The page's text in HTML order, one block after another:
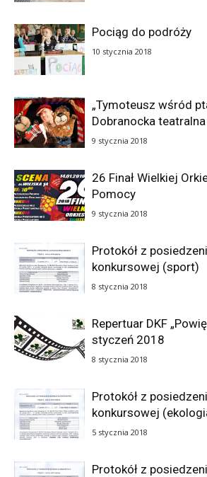
Pociąg do podróży
10 stycznia 2018
„Tymoteusz wśród
Dobranocka teatralna
9 stycznia 2018
26 Finał Wielkiej
Pomocy
9 stycznia 2018
Protokół z
konkursowej (sport)
8 stycznia 2018
Repertuar DKF
styczeń 2018
8 stycznia 2018
Protokół z
konkursowej
5 stycznia 2018
Protokół z